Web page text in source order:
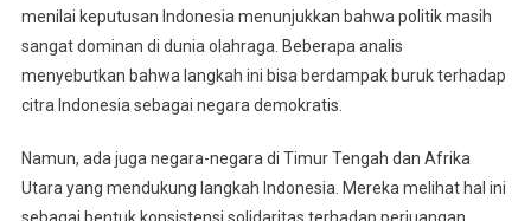
menilai keputusan Indonesia menunjukkan bahwa politik masih
sangat dominan di dunia olahraga. Beberapa analis
menyebutkan bahwa langkah ini bisa berdampak buruk terhadap
citra Indonesia sebagai negara demokratis.
Namun, ada juga negara-negara di Timur Tengah dan Afrika
Utara yang mendukung langkah Indonesia. Mereka melihat hal ini